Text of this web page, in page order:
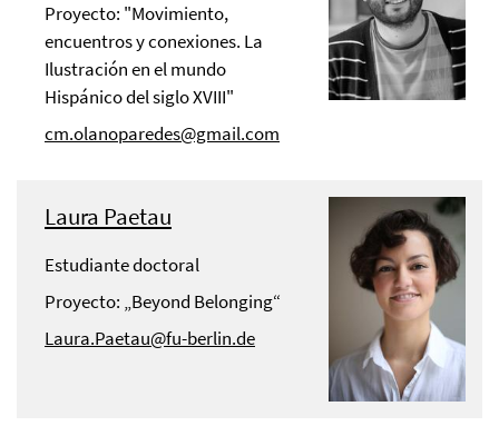
Proyecto: "Movimiento,
encuentros y conexiones. La
Ilustración en el mundo
Hispánico del siglo XVIII"
cm.olanoparedes@gmail.com
Laura Paetau
Estudiante doctoral
Proyecto: „Beyond Belonging“
Laura.Paetau@fu-berlin.de